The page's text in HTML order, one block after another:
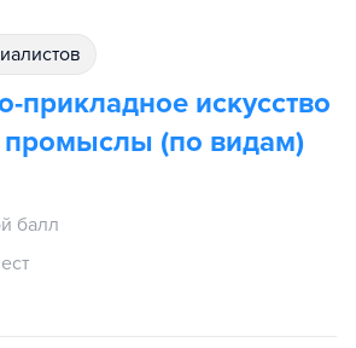
прикладное искусство
(по видам)
балл